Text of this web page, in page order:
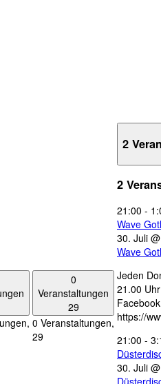
0
Veranstaltungen
29
0 Veranstaltungen,
29
2
2
21:00 -
Wave
30. Juli
Wave
Jeden
21.00
https://
21:00 -
30. Juli